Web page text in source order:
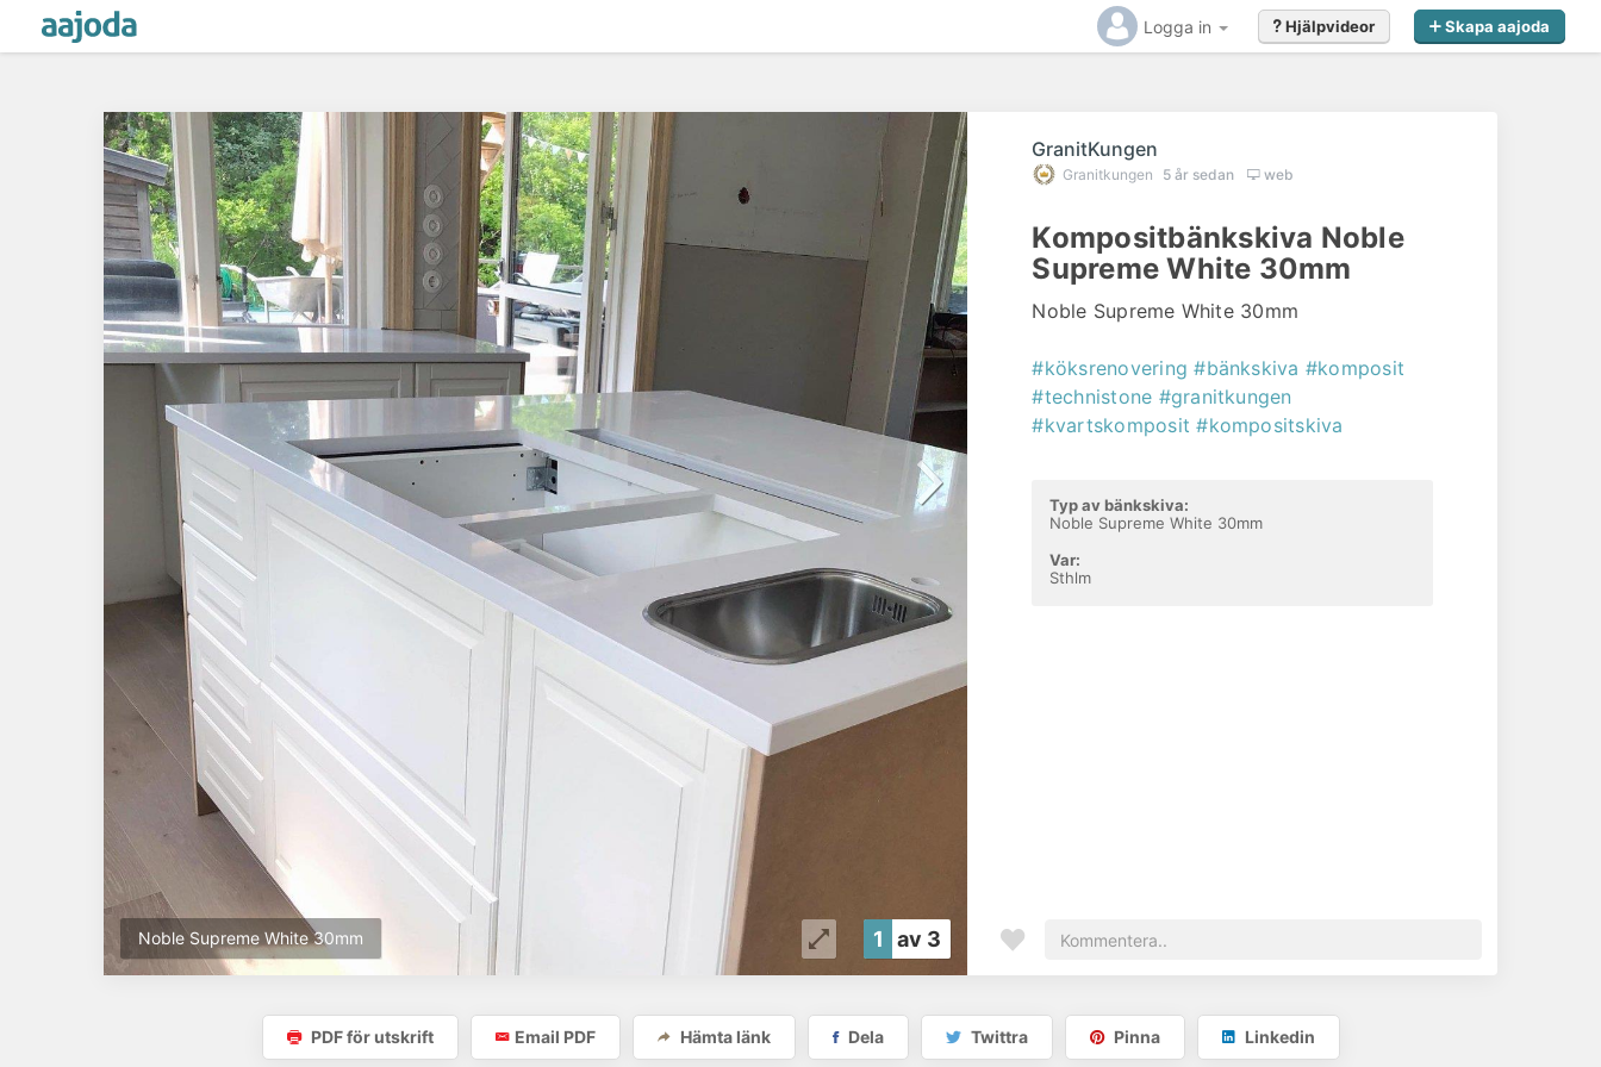
Logga in Skapa aajoda
Hjälpvideor
Noble Supreme White 30mm Noble Supreme White 30mm
1 av 3
GranitKungen
Granitkungen 5 år sedan web
Kompositbänkskiva Noble
Supreme White 30mm
Noble Supreme White 30mm
#köksrenovering #bänkskiva #komposit
#technistone #granitkungen
#kvartskomposit #kompositskiva
Typ av bänkskiva:
Noble Supreme White 30mm
Var:
Sthlm
PDF för utskrift Email PDF Hämta länk Dela Twittra Pinna Linkedin